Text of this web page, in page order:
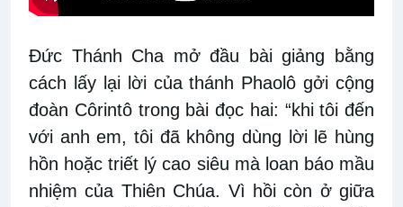
Đức Thánh Cha mở đầu bài giảng bằng
cách lấy lại lời của thánh Phaolô gởi cộng
đoàn Côrintô trong bài đọc hai: “khi tôi đến
với anh em, tôi đã không dùng lời lẽ hùng
hồn hoặc triết lý cao siêu mà loan báo mầu
nhiệm của Thiên Chúa. Vì hồi còn ở giữa